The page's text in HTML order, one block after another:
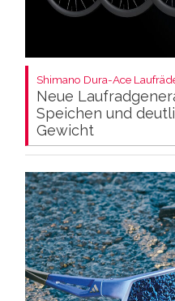
Shimano Dura-Ace
Neue
Speichen und
Gewicht